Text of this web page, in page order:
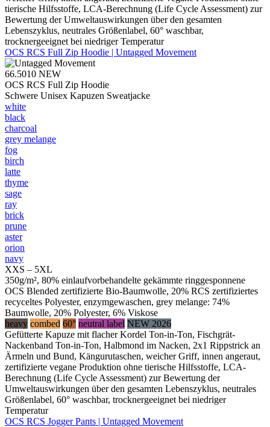
tierische Hilfsstoffe, LCA-Berechnung (Life Cycle Assessment) zur
Bewertung der Umweltauswirkungen über den gesamten
Lebenszyklus, neutrales Größenlabel, 60° waschbar,
trocknergeeignet bei niedriger Temperatur
OCS RCS Full Zip Hoodie | Untagged Movement
66.5010 NEW
OCS RCS Full Zip Hoodie
Schwere Unisex Kapuzen Sweatjacke
white
black
charcoal
grey melange
fog
birch
latte
thyme
sage
ray
brick
prune
aster
orion
navy
XXS – 5XL
350g/m², 80% einlaufvorbehandelte gekämmte ringgesponnene
OCS Blended zertifizierte Bio-Baumwolle, 20% RCS zertifiziertes
recyceltes Polyester, enzymgewaschen, grey melange: 74%
Baumwolle, 20% Polyester, 6% Viskose
heavy combed 60° neutral label NEW 2026
Gefütterte Kapuze mit flacher Kordel Ton-in-Ton, Fischgrät-
Nackenband Ton-in-Ton, Halbmond im Nacken, 2x1 Rippstrick an
Ärmeln und Bund, Kängurutaschen, weicher Griff, innen angeraut,
zertifizierte vegane Produktion ohne tierische Hilfsstoffe, LCA-
Berechnung (Life Cycle Assessment) zur Bewertung der
Umweltauswirkungen über den gesamten Lebenszyklus, neutrales
Größenlabel, 60° waschbar, trocknergeeignet bei niedriger
Temperatur
OCS RCS Jogger Pants | Untagged Movement